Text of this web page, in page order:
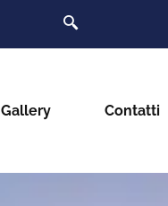
Gallery Contatti